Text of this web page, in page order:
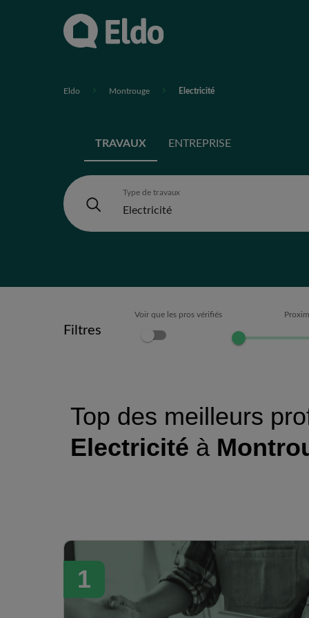
Eldo Montrouge Electricité
TRAVAUX ENTREPRISE
Type de travaux
Filtres
Voir que les pros vérifiés
Top des meilleurs
Electricité à
1